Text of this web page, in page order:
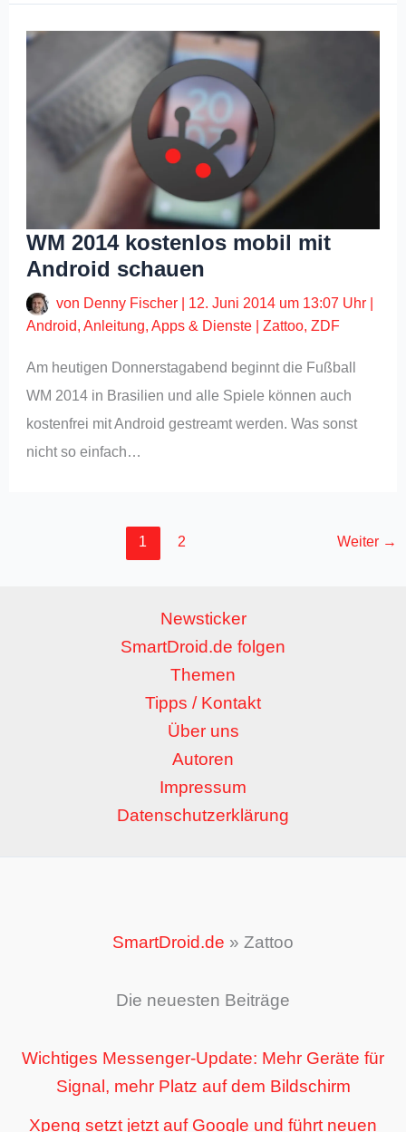
WM 2014 kostenlos mobil mit
Android schauen
von Denny Fischer 12. Juni 2014 um 13:07 Uhr
Android,Anleitung,Apps & Dienste |Zattoo,ZDF
Am heutigen Donnerstagabend beginnt die Fußball
WM 2014 in Brasilien und alle Spiele können auch
kostenfrei mit Android gestreamt werden. Was sonst
nicht so einfach…
1 2 Weiter →
Newsticker
SmartDroid.de folgen
Themen
Tipps / Kontakt
Über uns
Autoren
Impressum
Datenschutzerklärung
SmartDroid.de » Zattoo
Die neuesten Beiträge
Wichtiges Messenger-Update: Mehr Geräte für
Signal, mehr Platz auf dem Bildschirm
Xpeng setzt jetzt auf Google und führt neuen